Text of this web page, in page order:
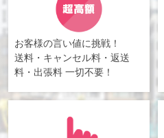
お客様の言い値に挑戦！
送料・キャンセル料・返送
料・出張料 一切不要！